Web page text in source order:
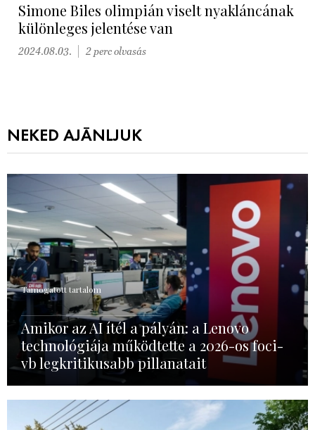
Simone Biles olimpián viselt nyakláncának
különleges jelentése van
2024.08.03. 2 perc olvasás
NEKED AJÁNLJUK
Támogatott tartalom
Amikor az AI ítél a pályán: a Lenovo
technológiája működtette a 2026-os foci-
vb legkritikusabb pillanatait